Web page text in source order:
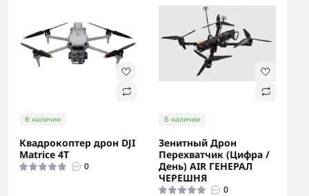
В наличии
Квадрокоптер дрон DJI
Matrice 4T
0
В наличии
Зенитный Дрон
Перехватчик (Цифра /
День) AIR ГЕНЕРАЛ
ЧЕРЕШНЯ
0